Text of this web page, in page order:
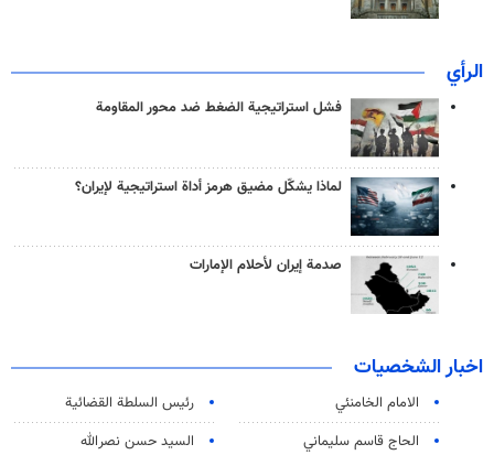
الرأي
فشل استراتيجية الضغط ضد محور المقاومة
لماذا يشكّل مضيق هرمز أداة استراتيجية لإيران؟
صدمة إيران لأحلام الإمارات
اخبار الشخصيات
الامام الخامنئي
رئیس السلطة القضائیة
الحاج قاسم سليماني
السيد حسن نصرالله